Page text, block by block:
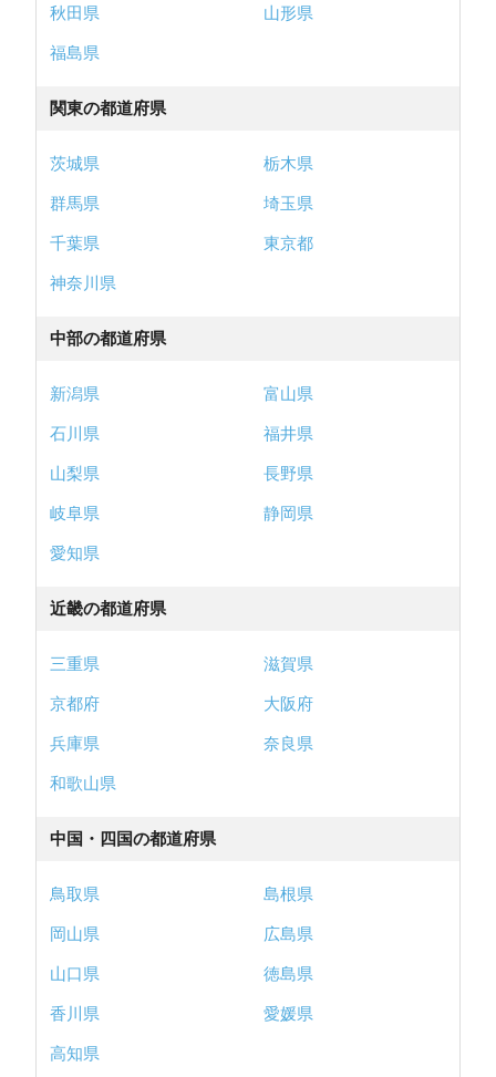
秋田県
山形県
福島県
関東の都道府県
茨城県
栃木県
群馬県
埼玉県
千葉県
東京都
神奈川県
中部の都道府県
新潟県
富山県
石川県
福井県
山梨県
長野県
岐阜県
静岡県
愛知県
近畿の都道府県
三重県
滋賀県
京都府
大阪府
兵庫県
奈良県
和歌山県
中国・四国の都道府県
鳥取県
島根県
岡山県
広島県
山口県
徳島県
香川県
愛媛県
高知県